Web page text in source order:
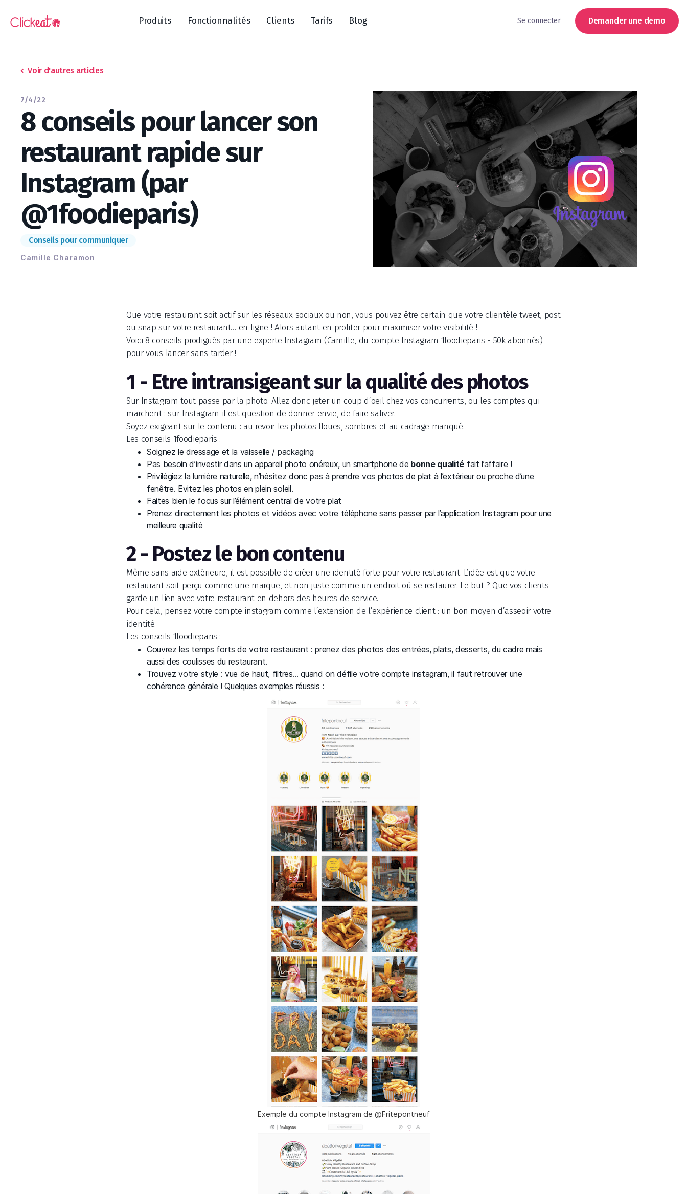
Produits Fonctionnalités Clients Tarifs Blog Se connecter Demander une demo
Voir d'autres articles
7/4/22
8 conseils pour lancer son
restaurant rapide sur
Instagram (par
@1foodieparis)
Conseils pour communiquer
Camille Charamon
Que votre restaurant soit actif sur les réseaux sociaux ou non, vous pouvez être certain que votre clientèle tweet, post
ou snap sur votre restaurant… en ligne ! Alors autant en profiter pour maximiser votre visibilité !
Voici 8 conseils prodigués par une experte Instagram (Camille, du compte Instagram 1foodieparis - 50k abonnés)
pour vous lancer sans tarder !
1 - Etre intransigeant sur la qualité des photos
Sur Instagram tout passe par la photo. Allez donc jeter un coup d’oeil chez vos concurrents, ou les comptes qui
marchent : sur Instagram il est question de donner envie, de faire saliver.
Soyez exigeant sur le contenu : au revoir les photos floues, sombres et au cadrage manqué.
Les conseils 1foodieparis :
Soignez le dressage et la vaisselle / packaging
Pas besoin d’investir dans un appareil photo onéreux, un smartphone de bonne qualité fait l’affaire !
Privilégiez la lumière naturelle, n’hésitez donc pas à prendre vos photos de plat à l’extérieur ou proche d’une
fenêtre. Evitez les photos en plein soleil.
Faites bien le focus sur l’élément central de votre plat
Prenez directement les photos et vidéos avec votre téléphone sans passer par l’application Instagram pour une
meilleure qualité
2 - Postez le bon contenu
Même sans aide extérieure, il est possible de créer une identité forte pour votre restaurant. L’idée est que votre
restaurant soit perçu comme une marque, et non juste comme un endroit où se restaurer. Le but ? Que vos clients
garde un lien avec votre restaurant en dehors des heures de service.
Pour cela, pensez votre compte instagram comme l’extension de l’expérience client : un bon moyen d’asseoir votre
identité.
Les conseils 1foodieparis :
Couvrez les temps forts de votre restaurant : prenez des photos des entrées, plats, desserts, du cadre mais
aussi des coulisses du restaurant.
Trouvez votre style : vue de haut, filtres... quand on défile votre compte instagram, il faut retrouver une
cohérence générale ! Quelques exemples réussis :
Exemple du compte Instagram de @Fritepontneuf